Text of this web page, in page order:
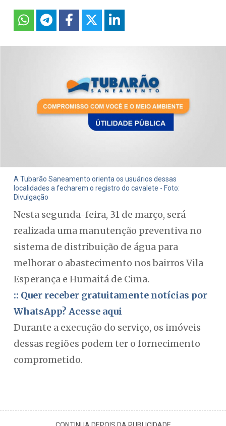
A Tubarão Saneamento orienta os usuários dessas
localidades a fecharem o registro do cavalete - Foto:
Divulgação
Nesta segunda-feira, 31 de março, será
realizada uma manutenção preventiva no
sistema de distribuição de água para
melhorar o abastecimento nos bairros Vila
Esperança e Humaitá de Cima.
:: Quer receber gratuitamente notícias por
WhatsApp? Acesse aqui
Durante a execução do serviço, os imóveis
dessas regiões podem ter o fornecimento
comprometido.